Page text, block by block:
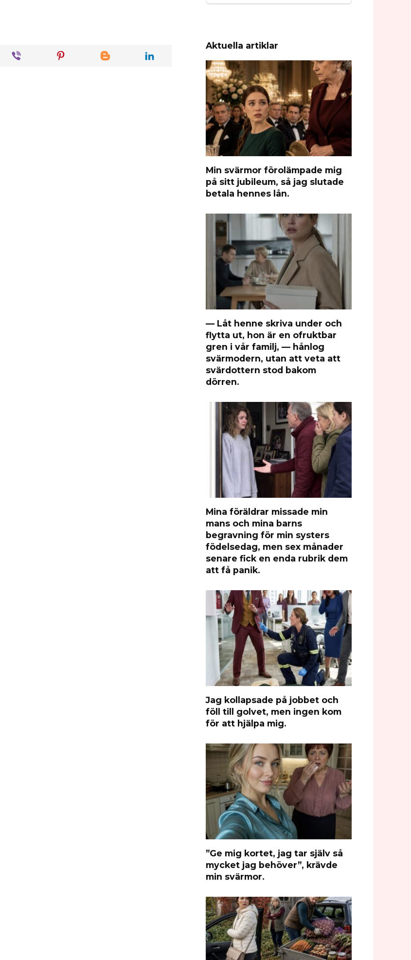
Aktuella artiklar
Min svärmor förolämpade mig
på sitt jubileum, så jag slutade
betala hennes lån.
— Låt henne skriva under och
flytta ut, hon är en ofruktbar
gren i vår familj, — hånlog
svärmodern, utan att veta att
svärdottern stod bakom
dörren.
Mina föräldrar missade min
mans och mina barns
begravning för min systers
födelsedag, men sex månader
senare fick en enda rubrik dem
att få panik.
Jag kollapsade på jobbet och
föll till golvet, men ingen kom
för att hjälpa mig.
”Ge mig kortet, jag tar själv så
mycket jag behöver”, krävde
min svärmor.